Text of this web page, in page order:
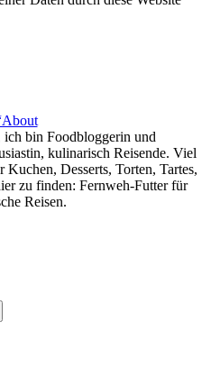
bin Foodbloggerin und
kulinarisch Reisende. Viel
Desserts, Torten, Tartes,
zu finden: Fernweh-Futter für
Reisen.